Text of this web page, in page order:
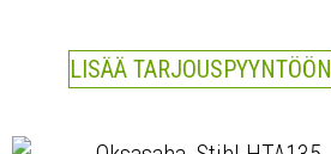
LISÄÄ TARJOUSPYYNTÖÖN